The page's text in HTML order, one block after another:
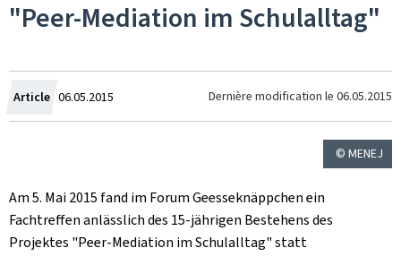
"Peer-Mediation im Schulalltag"
Article Crée
le
06.05.2015 Dernière modification le 06.05.2015
© MENEJ
Am 5. Mai 2015 fand im Forum Geesseknäppchen ein
Fachtreffen anlässlich des 15-jährigen Bestehens des
Projektes "Peer-Mediation im Schulalltag" statt